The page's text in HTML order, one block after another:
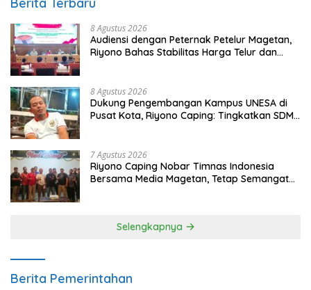
Berita Terbaru
8 Agustus 2026
Audiensi dengan Peternak Petelur Magetan,
Riyono Bahas Stabilitas Harga Telur dan
8 Agustus 2026
Dukung Pengembangan Kampus UNESA di
Pusat Kota, Riyono Caping: Tingkatkan SDM
7 Agustus 2026
Riyono Caping Nobar Timnas Indonesia
Bersama Media Magetan, Tetap Semangat
Selengkapnya
Berita Pemerintahan